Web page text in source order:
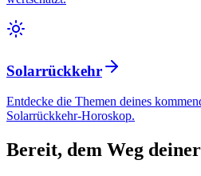
Solarrückkehr
Entdecke die Themen deines
Solarrückkehr-Horoskop.
Bereit, dem Weg